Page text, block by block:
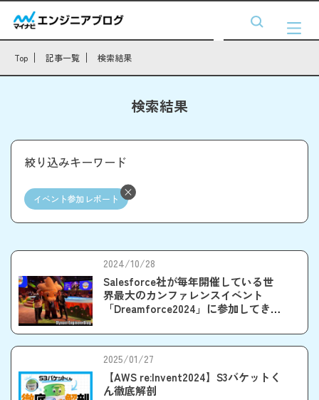
Top 記事一覧 検索結果
検索結果
絞り込みキーワード
イベント参加レポート
2024/10/28
Salesforce社が毎年開催している世
界最大のカンファレンスイベント
「Dreamforce2024」に参加してきま
2025/01/27
【AWS re:Invent2024】S3バケットく
ん徹底解剖